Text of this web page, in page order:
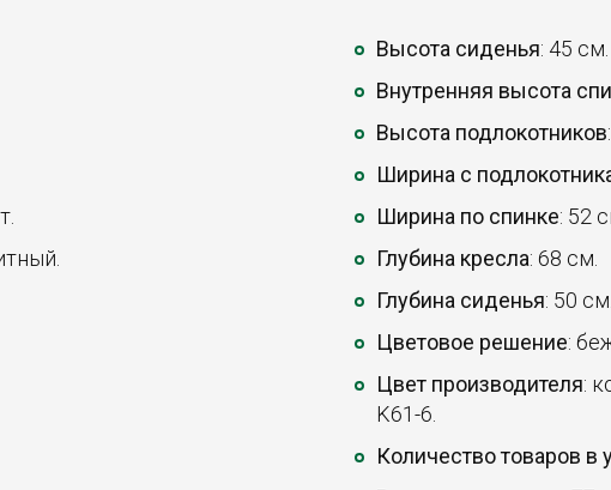
Высота сиденья: 45 см.
Внутренняя высота
Высота подлокотников
Ширина с
Ширина по спинке: 52
Глубина кресла: 68 см.
Глубина сиденья: 50 см.
Цветовое решение:
Цвет производителя:
K61-6.
Количество товаров в